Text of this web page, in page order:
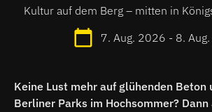
Kultur auf dem Berg – mitten in
7. Aug. 2026 - 8.
Keine Lust mehr auf glühenden
Berliner Parks im Hochsommer?